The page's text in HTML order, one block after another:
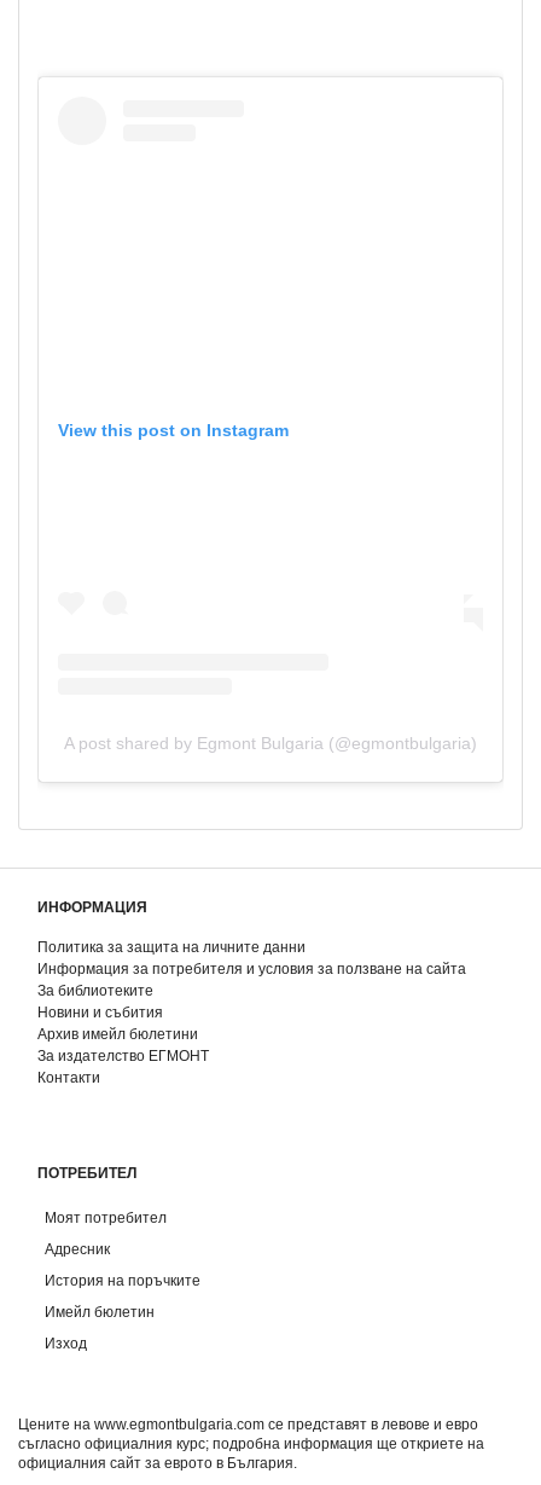
View this post on Instagram
A post shared by Egmont Bulgaria (@egmontbulgaria)
ИНФОРМАЦИЯ
Политика за защита на личните данни
Информация за потребителя и условия за ползване на сайта
За библиотеките
Новини и събития
Архив имейл бюлетини
За издателство ЕГМОНТ
Контакти
ПОТРЕБИТЕЛ
Моят потребител
Адресник
История на поръчките
Имейл бюлетин
Изход
Цените на www.egmontbulgaria.com се представят в левове и евро
съгласно официалния курс; подробна информация ще откриете на
официалния сайт за еврото в България